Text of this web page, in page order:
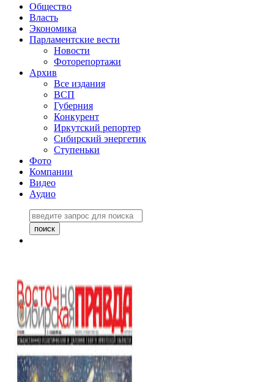
Общество
Власть
Экономика
Парламентские вести
Новости
Фоторепортажи
Архив
Все издания
ВСП
Губерния
Конкурент
Иркутский репортер
Сибирский энергетик
Ступеньки
Фото
Компании
Видео
Аудио